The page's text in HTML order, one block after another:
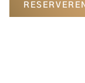
RESERVEREN